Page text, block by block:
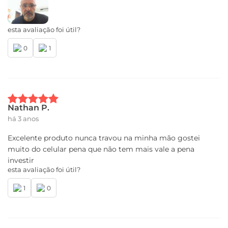
Bluetooth® 5.1
Radio FM*:
Certificado de homologação Anatel
Conteúdo da Caixa
01 Telefone
01 Capa protetora
01 Kit de manuais
01 Fone de ouvido estereo
esta avaliação foi útil?
0 1
Nathan P.
há 3 anos
Excelente produto nunca travou na minha mão gostei
muito do celular pena que não tem mais vale a pena
investir
esta avaliação foi útil?
1 0